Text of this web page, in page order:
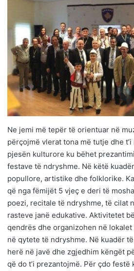
Ne jemi më tepër të orientuar në
përçojmë vlerat tona më tutje dhe t’i
pjesën kulturore ku bëhet
festave të ndryshme. Në këtë
popullore, artistike dhe folklorike.
që nga fëmijët 5 vjeç e deri të
poezi, recitale të ndryshme, të cilat
rasteve janë edukative. Aktivitetet
qendrës dhe organizohen në
në qytete të ndryshme. Në kuadër
herë në javë dhe zgjedhim këngët
që do t’i prezantojmë. Për çdo festë